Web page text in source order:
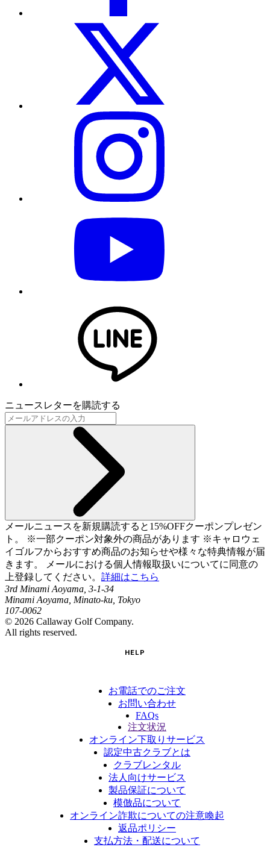
ニュースレターを購読する
メールニュースを新規購読すると15%OFFクーポンプレゼン
ト。 ※一部クーポン対象外の商品があります ※キャロウェ
イゴルフからおすすめ商品のお知らせや様々な特典情報が届
きます。 メールにおける個人情報取扱いについてに同意の
上登録してください。 詳細はこちら
3rd Minami Aoyama, 3-1-34
Minami Aoyama, Minato-ku, Tokyo
107-0062
© 2026 Callaway Golf Company.
All rights reserved.
HELP
お電話でのご注文
お問い合わせ
FAQs
注文状況
オンライン下取りサービス
認定中古クラブとは
クラブレンタル
法人向けサービス
製品保証について
模倣品について
オンライン詐欺についての注意喚起
返品ポリシー
支払方法・配送について